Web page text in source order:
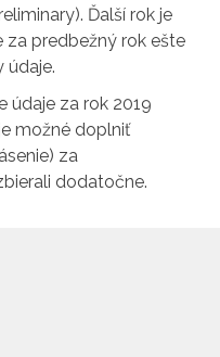
Ďalší rok je
za predbežný rok ešte
údaje.
údaje za rok 2019
možné doplniť
za
dodatočne.